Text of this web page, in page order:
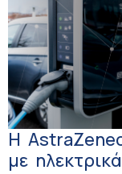
Η
με